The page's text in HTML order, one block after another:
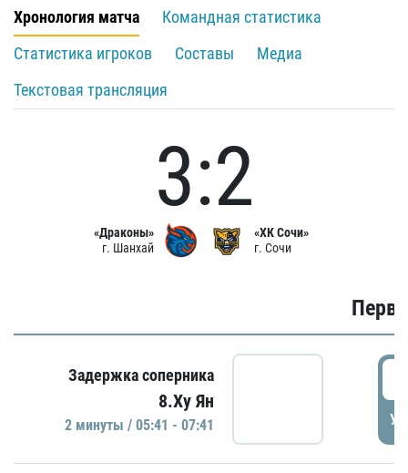
Хронология матча
Командная статистика
Статистика игроков
Составы
Медиа
Текстовая трансляция
«Драконы»
г. Шанхай
3:2
«ХК Сочи»
г. Сочи
Задержка соперника
8.Ху Ян
2 минуты / 05:41 - 07:41